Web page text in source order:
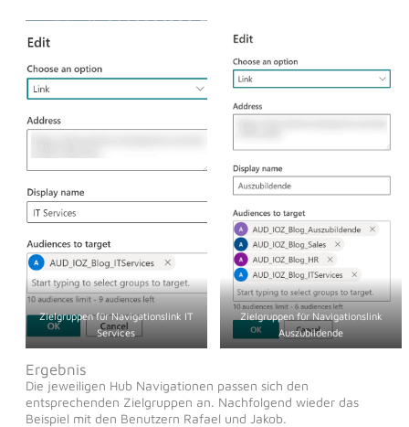
Zielgruppen für Navigationslink IT
Services
Zielgruppen für Navigationslink
Auszubildende
Ergebnis
Die jeweiligen Hub Navigationen passen sich den
entsprechenden Zielgruppen an. Nachfolgend wieder das
Beispiel mit den Benutzern Rafael und Jakob.